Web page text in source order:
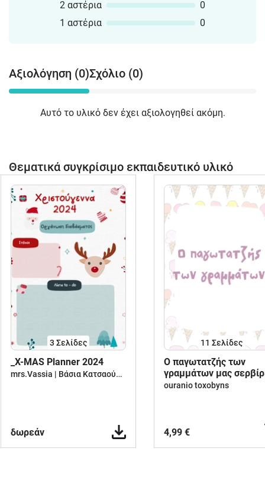
2 αστέρια
0
1 αστέρια
0
Αξιολόγηση (0)Σχόλιο (0)
Αυτό το υλικό δεν έχει αξιολογηθεί ακόμη.
Θεματικά συγκρίσιμο εκπαιδευτικό υλικό
3 Σελίδες
_X-MAS Planner 2024
mrs.Vassia | Βάσια Κατσαούνου
δωρεάν
11 Σελίδες
O παγωτατζής των
γραμμάτων μας
κεφαλαία και πεζά!
ouranio toxobyns
4,99 €